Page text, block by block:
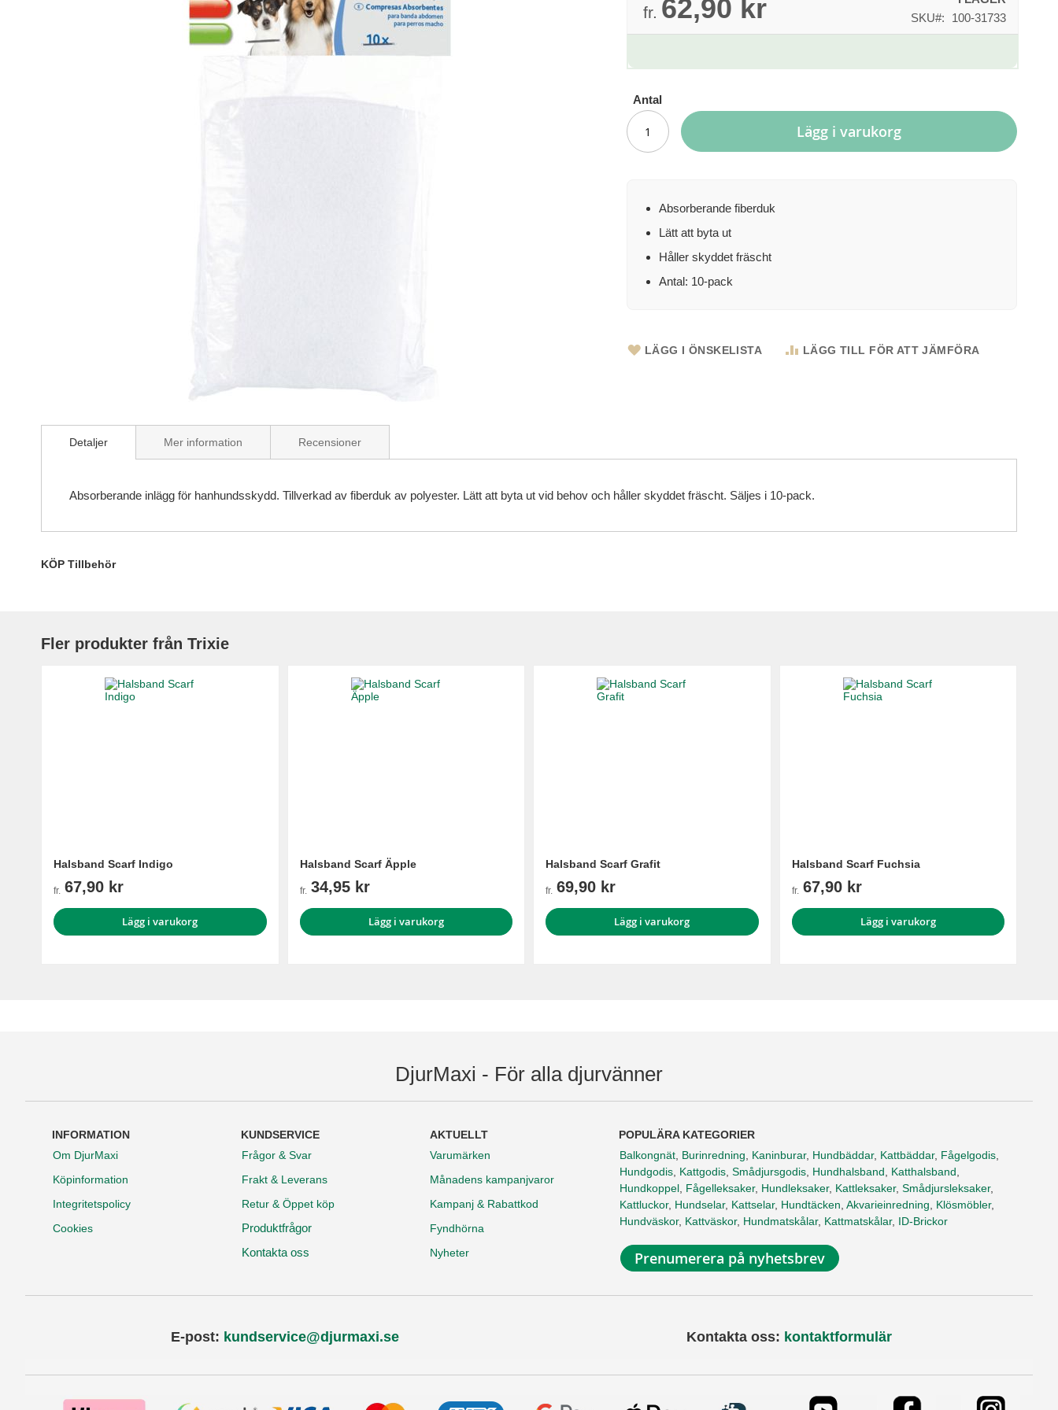
to
gallery
fr. 62,90 kr
SKU
100-31733
Antal
Lägg i varukorg
Absorberande fiberduk
Lätt att byta ut
Håller skyddet fräscht
Antal: 10-pack
LÄGG I ÖNSKELISTA LÄGG TILL FÖR ATT JÄMFÖRA
Detaljer
Absorberande inlägg för hanhundsskydd. Tillverkad av fiberduk av polyester. Lätt att byta ut vid behov och håller skyddet fräscht. Säljes i 10-pack.
Mer information Recensioner
KÖP Tillbehör
Fler produkter från Trixie
Halsband Scarf Indigo
fr. 67,90 kr
Lägg i varukorg
Halsband Scarf Äpple
fr. 34,95 kr
Lägg i varukorg
Halsband Scarf Grafit
fr. 69,90 kr
Lägg i varukorg
Halsband Scarf Fuchsia
fr. 67,90 kr
Lägg i varukorg
DjurMaxi - För alla djurvänner
INFORMATION
Om DjurMaxi
Köpinformation
Integritetspolicy
Cookies
KUNDSERVICE
Frågor & Svar
Frakt & Leverans
Retur & Öppet köp
Produktfrågor
Kontakta oss
AKTUELLT
Varumärken
Månadens kampanjvaror
Kampanj & Rabattkod
Fyndhörna
Nyheter
POPULÄRA KATEGORIER
Balkongnät Burinredning Kaninburar, Hundbäddar, Kattbäddar, Fågelgodis
Hundgodis Kattgodis Smådjursgodis Hundhalsband Katthalsband
Hundkoppel Fågelleksaker, Hundleksaker, Kattleksaker, Smådjursleksaker,
Kattluckor, Hundselar, Kattselar, Hundtäcken Akvarieinredning Klösmöbler,
Hundväskor, Kattväskor, Hundmatskålar, Kattmatskålar, ID-Brickor
Prenumerera på nyhetsbrev
E-post: kundservice@djurmaxi.se Kontakta oss: kontaktformulär